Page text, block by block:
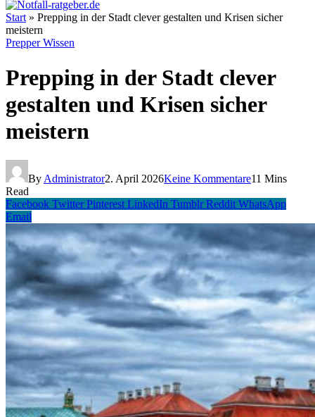
Start » Prepping in der Stadt clever gestalten und Krisen sicher
meistern
Prepper Wissen
Prepping in der Stadt clever
gestalten und Krisen sicher
meistern
By Administrator2. April 2026Keine Kommentare11 Mins
Read
Facebook Twitter Pinterest LinkedIn Tumblr Reddit WhatsApp
Email